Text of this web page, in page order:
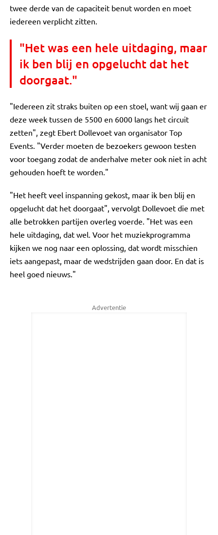
twee derde van de capaciteit benut worden en moet
iedereen verplicht zitten.
"Het was een hele uitdaging, maar
ik ben blij en opgelucht dat het
doorgaat."
"Iedereen zit straks buiten op een stoel, want wij gaan er
deze week tussen de 5500 en 6000 langs het circuit
zetten", zegt Ebert Dollevoet van organisator Top
Events. "Verder moeten de bezoekers gewoon testen
voor toegang zodat de anderhalve meter ook niet in acht
gehouden hoeft te worden."
"Het heeft veel inspanning gekost, maar ik ben blij en
opgelucht dat het doorgaat", vervolgt Dollevoet die met
alle betrokken partijen overleg voerde. "Het was een
hele uitdaging, dat wel. Voor het muziekprogramma
kijken we nog naar een oplossing, dat wordt misschien
iets aangepast, maar de wedstrijden gaan door. En dat is
heel goed nieuws."
Advertentie